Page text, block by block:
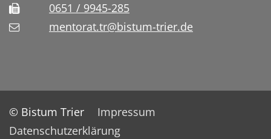
0651 / 9945-285
mentorat.tr@bistum-trier.de
© Bistum Trier
Impressum
Datenschutzerklärung